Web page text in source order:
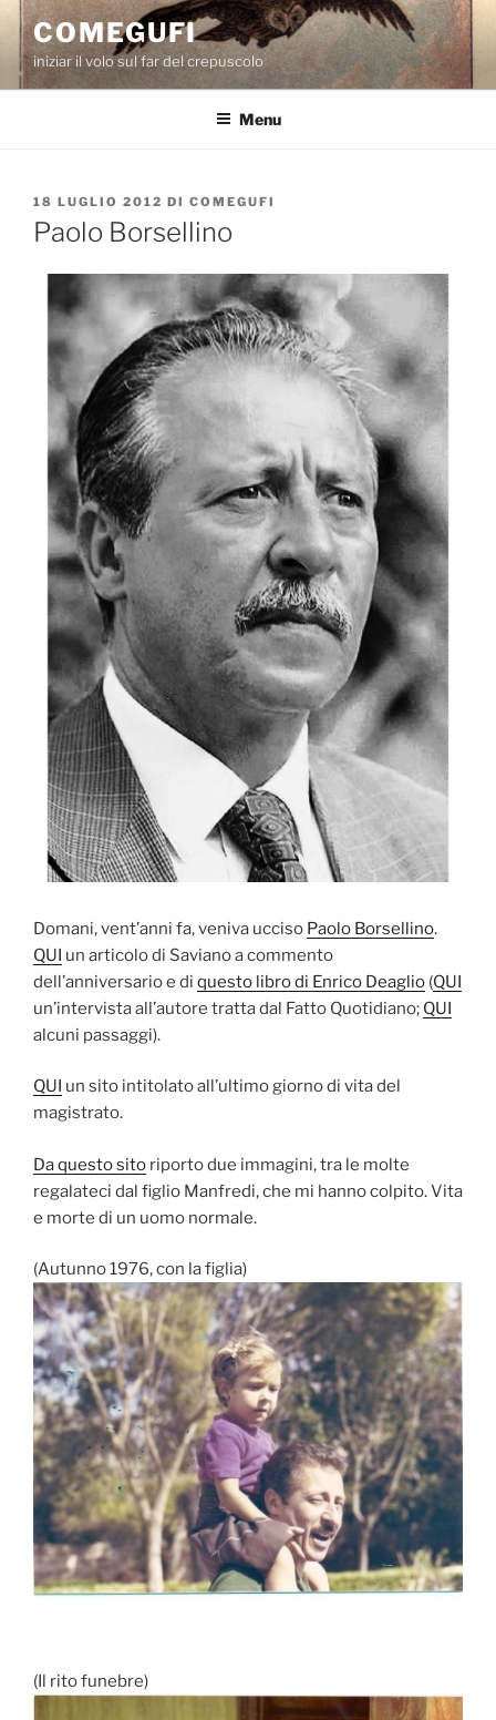
Salta
contenuto
COMEGUFI
iniziar il volo sul far del crepuscolo
Menu
PUBBLICATO
IL
18 LUGLIO 2012 DI COMEGUFI
Paolo Borsellino
Domani, vent’anni fa, veniva ucciso Paolo Borsellino.
QUI un articolo di Saviano a commento
dell’anniversario e di questo libro di Enrico Deaglio (QUI
un’intervista all’autore tratta dal Fatto Quotidiano; QUI
alcuni passaggi).
QUI un sito intitolato all’ultimo giorno di vita del
magistrato.
Da questo sito riporto due immagini, tra le molte
regalateci dal figlio Manfredi, che mi hanno colpito. Vita
e morte di un uomo normale.
(Autunno 1976, con la figlia)
(Il rito funebre)